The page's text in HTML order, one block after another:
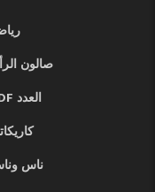
رياضة
صالون الرأي
العدد PDF
كاريكاتير
ناس وناس